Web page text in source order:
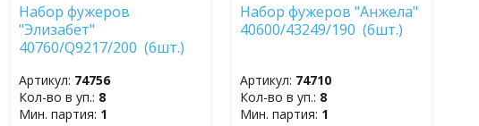
Набор фужеров
"Элизабет"
40760/Q9217/200 (6шт.)
Артикул: 74756
Кол-во в уп.: 8
Мин. партия: 1
Набор фужеров "Анжела"
40600/43249/190 (6шт.)
Артикул: 74710
Кол-во в уп.: 8
Мин. партия: 1